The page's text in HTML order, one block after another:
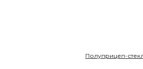
Полуприцеп-